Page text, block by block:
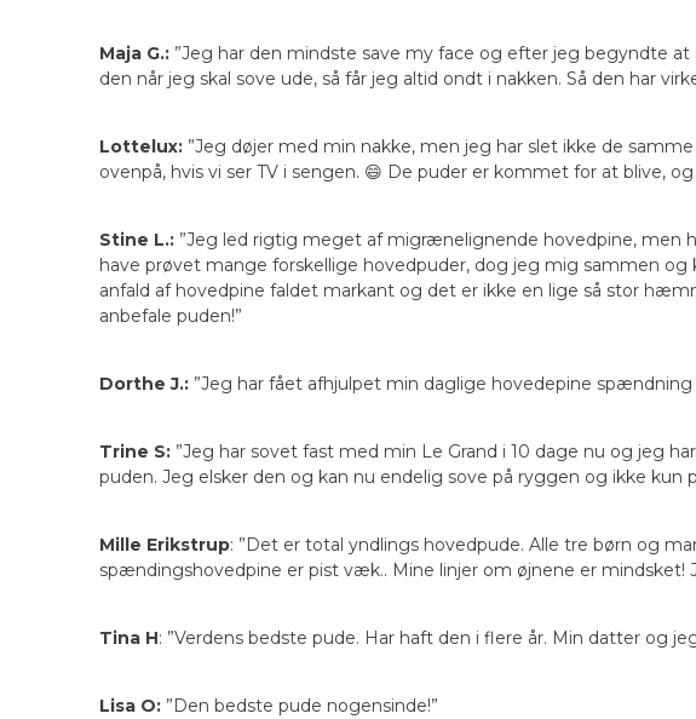
Maja G.: ”Jeg har den mindste save my face og efter jeg begyndte
den når jeg skal sove ude, så får jeg altid ondt i nakken. Så den har
Lottelux: ”Jeg døjer med min nakke, men jeg har slet ikke de
ovenpå, hvis vi ser TV i sengen. 😄 De puder er kommet for at blive,
Stine L.: ”Jeg led rigtig meget af migrænelignende hovedpine, men
have prøvet mange forskellige hovedpuder, dog jeg mig sammen
anfald af hovedpine faldet markant og det er ikke en lige så stor
anbefale puden!”
Dorthe J.: ”Jeg har fået afhjulpet min daglige hovedepine
Trine S: ”Jeg har sovet fast med min Le Grand i 10 dage nu og jeg
puden. Jeg elsker den og kan nu endelig sove på ryggen og ikke
Mille Erikstrup: ”Det er total yndlings hovedpude. Alle tre børn og
spændingshovedpine er pist væk.. Mine linjer om øjnene er mindsket!
Tina H: ”Verdens bedste pude. Har haft den i flere år. Min datter og
Lisa O: ”Den bedste pude nogensinde!”